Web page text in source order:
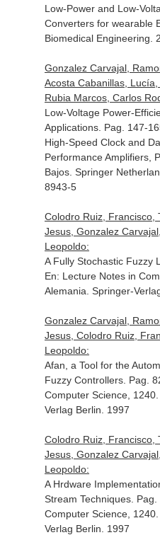
Low-Power and Low-
Converters for wearable
Biomedical Engineering
Gonzalez Carvajal,
Acosta Cabanillas,
Rubia Marcos, Carlos
Low-Voltage Power-
Applications. Pag. 147-
High-Speed Clock and
Performance Amplifiers,
Bajos. Springer
8943-5
Colodro Ruiz, Francisco,
Jesus, Gonzalez
Leopoldo:
A Fully Stochastic Fuzzy
En: Lecture Notes in
Alemania. Springer-
Gonzalez Carvajal,
Jesus, Colodro Ruiz,
Leopoldo:
Afan, a Tool for the
Fuzzy Controllers. Pag.
Computer Science, 1240
Verlag Berlin. 1997
Colodro Ruiz, Francisco,
Jesus, Gonzalez
Leopoldo:
A Hrdware
Stream Techniques. Pag.
Computer Science, 1240
Verlag Berlin. 1997